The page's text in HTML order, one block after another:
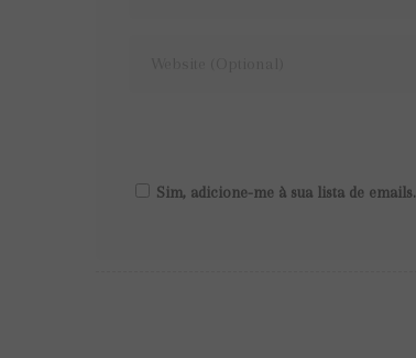
Sim, adicione-me à sua lista de emails.